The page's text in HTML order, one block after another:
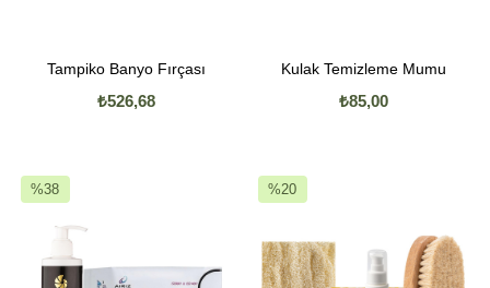
Tampiko Banyo Fırçası
₺526,68
Kulak Temizleme Mumu
₺85,00
%38
%38İndirim
%20
%20İndirim